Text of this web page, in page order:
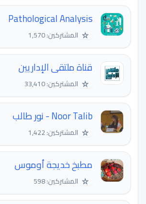
Pathological Analysis
☆ المشتركين: 1,570
قناة ملتقى الإداريين
☆ المشتركين: 33,410
Noor Talib - نور طالب
☆ المشتركين: 1,422
مطبخ خديجة أوموس
☆ المشتركين: 598